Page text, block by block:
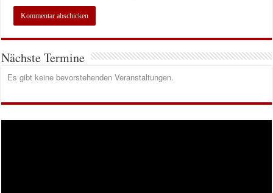
Nächste Termine
Es gibt keine bevorstehenden Veranstaltungen.